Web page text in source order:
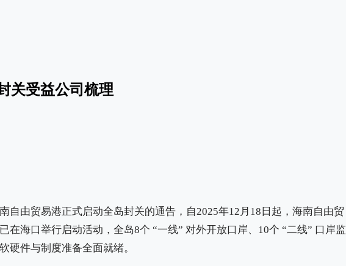
关受益公司梳理
自由贸易港正式启动全岛封关的通告，自2025年12月18日起，海南自由贸
在海口举行启动活动，全岛8个 “一线” 对外开放口岸、10个 “二线” 口岸监
硬件与制度准备全面就绪。